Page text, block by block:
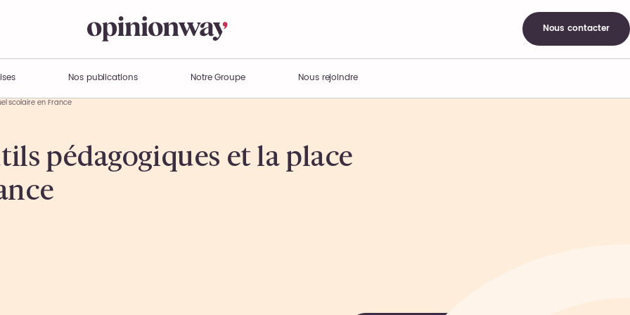
Nous contacter
Nos publications Notre Groupe Nous rejoindre
scolaire en France
pédagogiques et la place